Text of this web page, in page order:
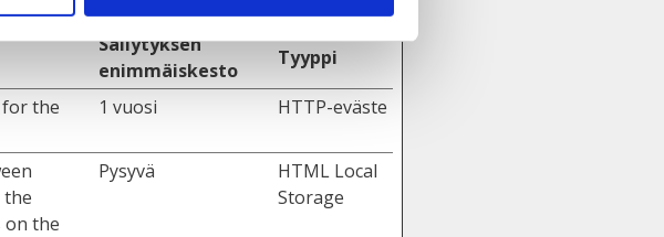
Säilytyksen
enimmäiskesto
Tyyppi
the
1 vuosi HTTP-eväste
the
on the
Pysyvä
HTML Local
Storage